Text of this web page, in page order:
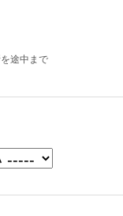
途中まで